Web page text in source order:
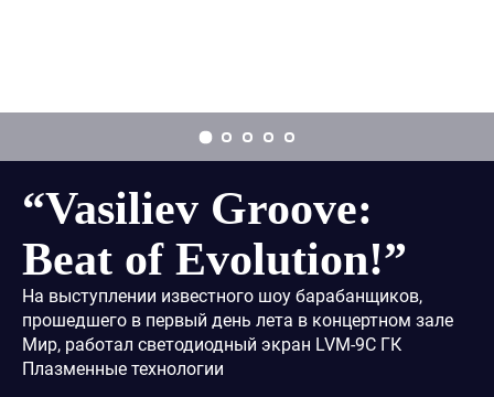
“Vasiliev Groove:
Beat of Evolution!”
На выступлении известного шоу барабанщиков,
прошедшего в первый день лета в концертном зале
Мир, работал светодиодный экран LVM-9C ГК
Плазменные технологии